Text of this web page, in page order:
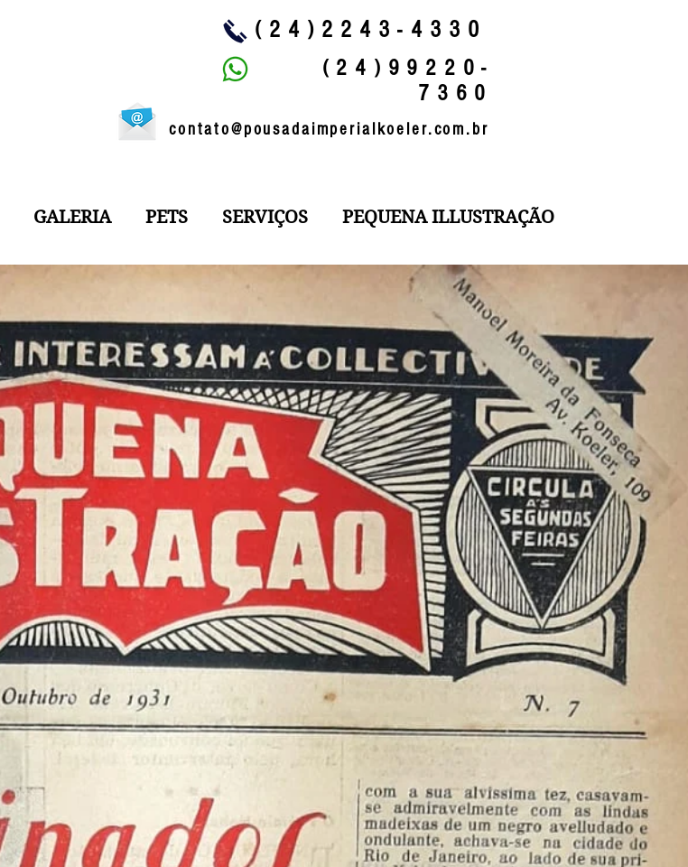
(24)2243-4330
(24)99220-
7360
contato@pousadaimperialkoeler.com.br
GALERIA PETS SERVIÇOS PEQUENA ILLUSTRAÇÃO